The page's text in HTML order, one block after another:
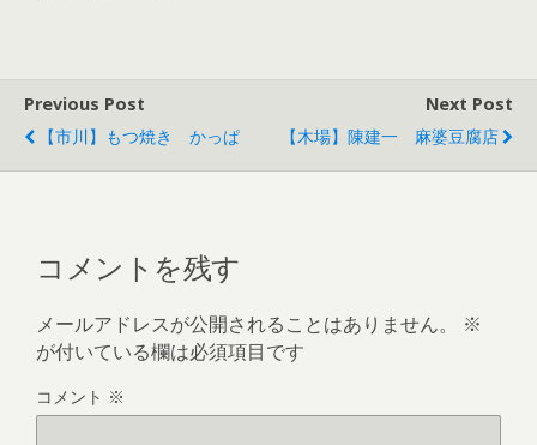
Previous Post
【市川】もつ焼き かっぱ
Next Post
【木場】陳建一 麻婆豆腐店
コメントを残す
メールアドレスが公開されることはありません。
※
が付いている欄は必須項目です
コメント ※